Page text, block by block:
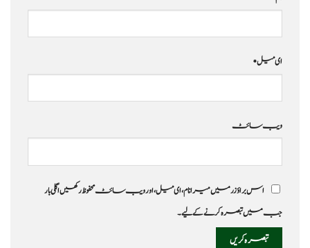
ای میل*
ویب‌ سائٹ
اس براؤزر میں میرا نام، ای میل، اور ویب سائٹ محفوظ رکھیں اگلی بار
جب میں تبصرہ کرنے کےلیے۔